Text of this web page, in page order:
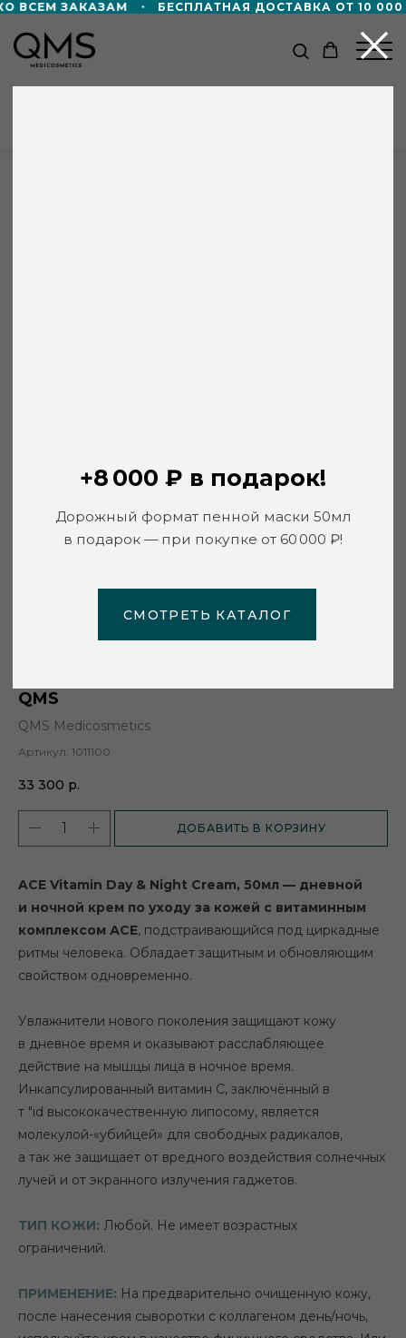
ВСЕМ ЗАКАЗАМ БЕСПЛАТНАЯ ДОСТАВКА ОТ 10 000 ₽
QMS
QMS Medicosmetics
Артикул: 1011100
33 300 р.
ДОБАВИТЬ В КОРЗИНУ
ACE Vitamin Day & Night Cream, 50мл — дневной
и ночной крем по уходу за кожей с витаминным
комплексом АСЕ, подстраивающийся под циркадные
ритмы человека. Обладает защитным и обновляющим
свойством одновременно.
Увлажнители нового поколения защищают кожу
в дневное время и оказывают расслабляющее
действие на мышцы лица в ночное время.
Инкапсулированный витамин С, заключённый в
т "id высококачественную липосому, является
молекулой-«убийцей» для свободных радикалов,
а так же защищает от вредного воздействия солнечных
лучей и от экранного излучения гаджетов.
ТИП КОЖИ: Любой. Не имеет возрастных
ограничений.
ПРИМЕНЕНИЕ: На предварительно очищенную кожу,
после нанесения сыворотки с коллагеном день/ночь,